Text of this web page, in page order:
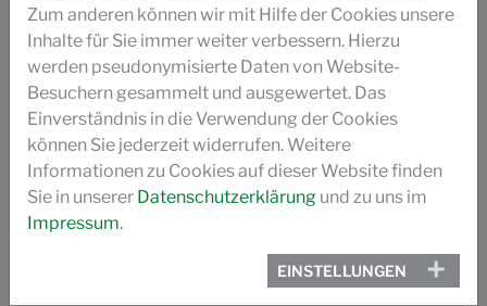
ZUCKERBASIERTE GERBUNG SUCCUIR (ILM)
GERUCHS- OPTIMIERUNG AUTOLEDER (ILM)
GERBEN MIT ZUCKER (PRO LEDER)
SUCCUIR GESCHICHTE
Zum anderen können wir mit Hilfe der Cookies unsere
Inhalte für Sie immer weiter verbessern. Hierzu
werden pseudonymisierte Daten von Website-
Besuchern gesammelt und ausgewertet. Das
Einverständnis in die Verwendung der Cookies
können Sie jederzeit widerrufen. Weitere
Informationen zu Cookies auf dieser Website finden
Sie in unserer Datenschutzerklärung und zu uns im
Impressum.
EINSTELLUNGEN